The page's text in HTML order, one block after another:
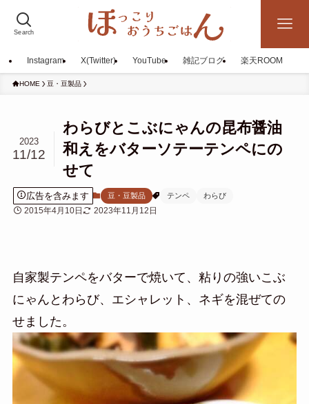
Search
Instagram X(Twitter) YouTube 雑記ブログ 楽天ROOM
HOME 豆・豆製品
わらびとこぶにゃんの昆布醤油
和えをバターソテーテンペにの
せて
2023
11/12
広告を含みます 豆・豆製品 テンペ わらび
2015年4月10日 2023年11月12日
自家製テンペをバターで焼いて、粘りの強いこぶ
にゃんとわらび、エシャレット、ネギを混ぜての
せました。